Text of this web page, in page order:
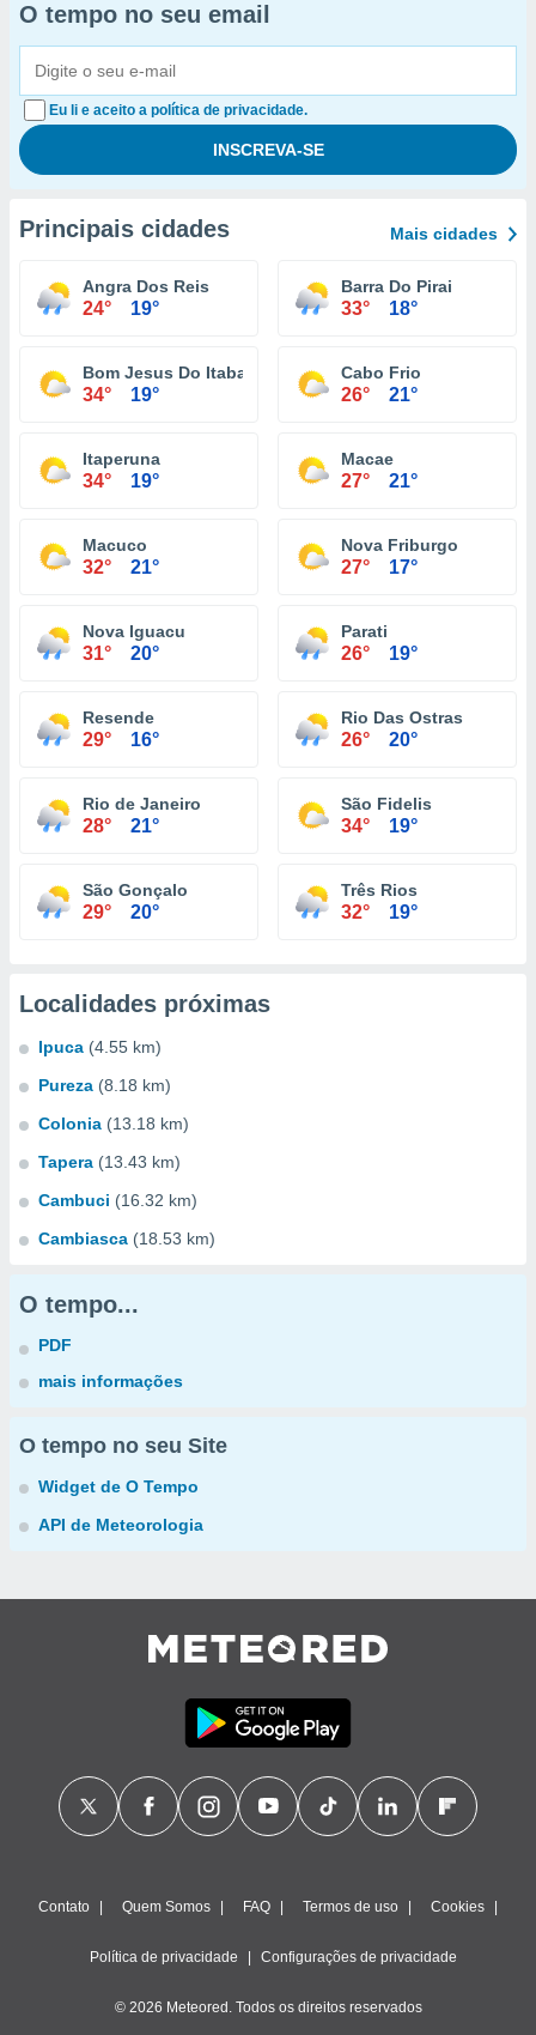
O tempo no seu email
Eu li e aceito a política de privacidade.
Principais cidades Mais cidades
Angra Dos Reis
24° 19°
Barra Do Pirai
33° 18°
Bom Jesus Do Itabapoana
34° 19°
Cabo Frio
26° 21°
Itaperuna
34° 19°
Macae
27° 21°
Macuco
32° 21°
Nova Friburgo
27° 17°
Nova Iguacu
31° 20°
Parati
26° 19°
Resende
29° 16°
Rio Das Ostras
26° 20°
Rio de Janeiro
28° 21°
São Fidelis
34° 19°
São Gonçalo
29° 20°
Três Rios
32° 19°
Localidades próximas
Ipuca (4.55 km)
Pureza (8.18 km)
Colonia (13.18 km)
Tapera (13.43 km)
Cambuci (16.32 km)
Cambiasca (18.53 km)
O tempo...
PDF
mais informações
O tempo no seu Site
Widget de O Tempo
API de Meteorologia
Contato Quem Somos FAQ Termos de uso Cookies
Política de privacidade Configurações de privacidade
© 2026 Meteored. Todos os direitos reservados